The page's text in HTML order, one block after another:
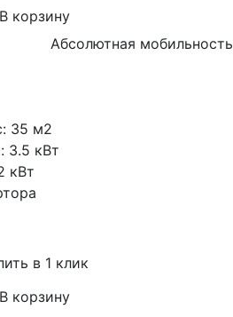
В корзину
Абсолютная мобильность
35 м2
3.5 кВт
кВт
в 1 клик
В корзину